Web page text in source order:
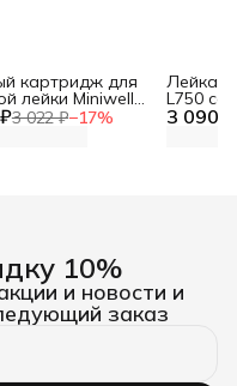
3 022 ₽−17%
картридж для
лейки Miniwell
3 090 ₽
Лейка
L750 со
10%
и новости и
заказ